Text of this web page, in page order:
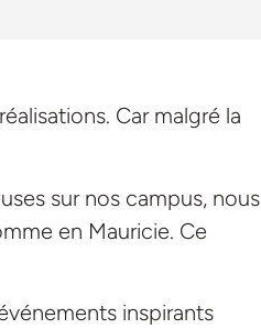
Car malgré la
sur nos campus, nous
en Mauricie. Ce
inspirants